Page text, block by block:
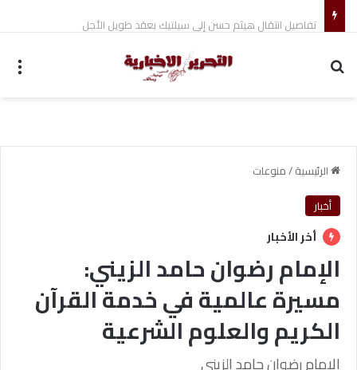
تفاصيل انتقال هيثم حسن إلى سيلتيك بعقد طويل الأجل
الرئيسية/منوعات
أخبار
أخر الأخبار
الإمام رضوان حامد الزيني:
مسيرة عالمية في خدمة القرآن
الكريم والعلوم الشرعية
الإمام رضوان حامد الزيني